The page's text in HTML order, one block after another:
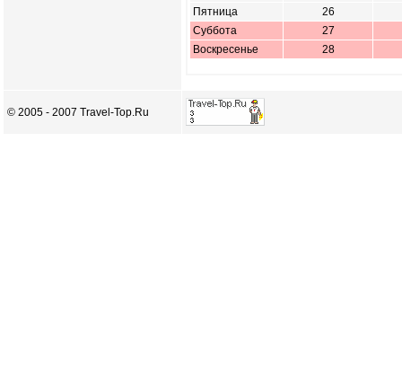
Пятница
26
Суббота
27
Воскресенье
28
© 2005 - 2007 Travel-Top.Ru